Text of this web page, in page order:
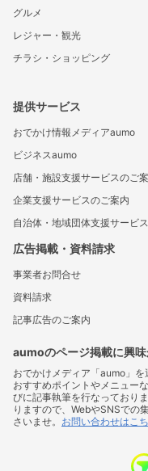
グルメ
レジャー・観光
チラシ・ショッピング
提供サービス
おでかけ情報メディアaumo
ビジネスaumo
店舗・施設支援サービスのご
企業支援サービスのご案内
自治体・地域団体支援サービ
広告掲載・資料請求
事業者お問合せ
資料請求
記事広告のご案内
aumoのページ掲載に興
おでかけメディア「aumo」
おすすめポイントやメニュー
びに記事執筆を行なっており
りますので、WebやSNSでの
さいませ。 お問い合わせはこ